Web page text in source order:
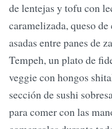
de lentejas y tofu con
caramelizada, queso
asadas entre panes de
Tempeh, un plato de
veggie con hongos
sección de sushi
para comer con las